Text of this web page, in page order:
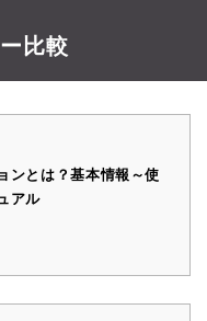
比較
ンとは？基本情報～使
アル